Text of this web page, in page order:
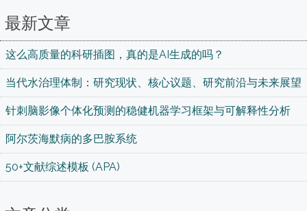
成
的
吗？
最新文章
这么高质量的科研插图，真的是AI生成的吗？
当代水治理体制：研究现状、核心议题、研究前沿与未来展望
针刺脑影像个体化预测的稳健机器学习框架与可解释性分析
阿尔茨海默病的多巴胺系统
50+文献综述模板 (APA)